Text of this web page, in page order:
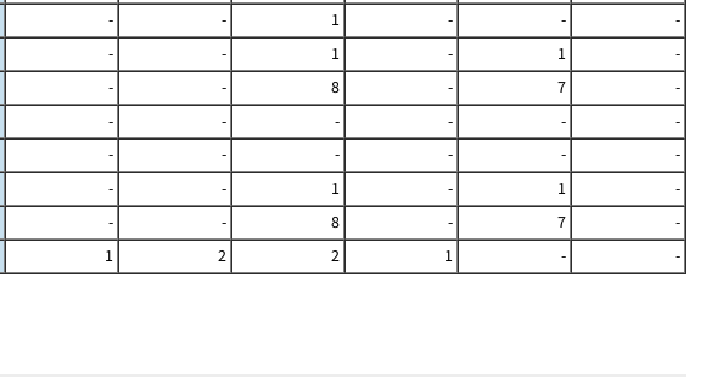
- - 1 - -
-
- - 1 - 1
-
- - 8 - 7
-
- - - - -
-
- - - - -
-
- - 1 - 1
-
- - 8 - 7
-
1 2 2 1 - -